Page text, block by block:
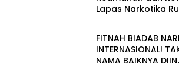
Lapas Narkotika
Berita
FITNAH BIADAB
INTERNASIONAL!
NAMA BAIKNYA